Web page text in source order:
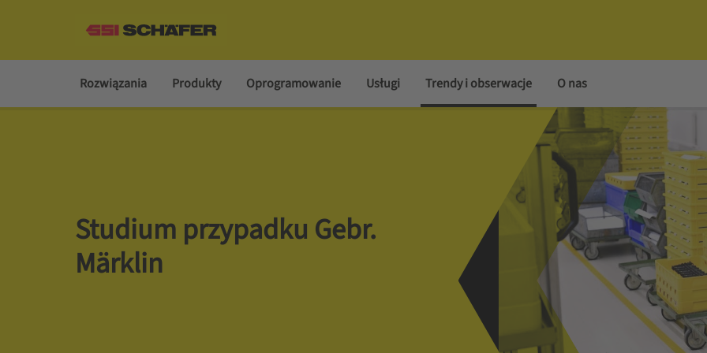
Rozwiązania Produkty Oprogramowanie Usługi Trendy i obserwacje O nas
Studium przypadku Gebr.
Märklin